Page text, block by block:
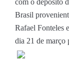
Brasil
Rafael Fonteles
dia 21 de março